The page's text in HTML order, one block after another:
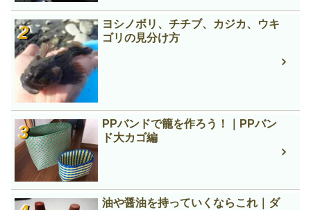
ヨシノボリ、チチブ、カジカ、ウキ
ゴリの見分け方
PPバンドで籠を作ろう！｜PPバン
ド大カゴ編
油や醤油を持っていくならこれ｜ダ